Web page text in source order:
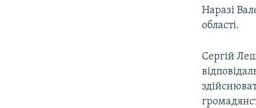
Наразі
області.
Сергій